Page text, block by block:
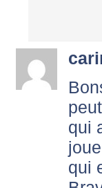
qui
qui